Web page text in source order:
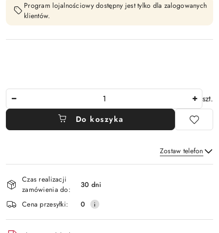
Program lojalnościowy dostępny jest tylko dla zalogowanych
klientów.
szt.
Do koszyka
Zostaw telefon
i
dostawa
Czas realizacji
zamówienia do:
30 dni
Cena przesyłki:
0